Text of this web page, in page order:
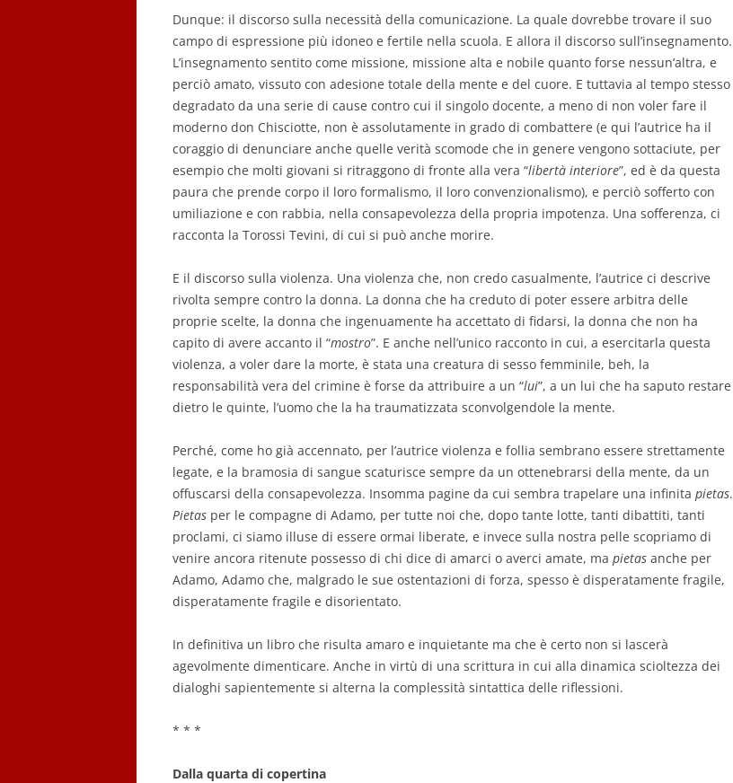
Dunque: il discorso sulla necessità della comunicazione. La quale dovrebbe trovare il suo
campo di espressione più idoneo e fertile nella scuola. E allora il discorso sull’insegnamento.
L’insegnamento sentito come missione, missione alta e nobile quanto forse nessun’altra, e
perciò amato, vissuto con adesione totale della mente e del cuore. E tuttavia al tempo stesso
degradato da una serie di cause contro cui il singolo docente, a meno di non voler fare il
moderno don Chisciotte, non è assolutamente in grado di combattere (e qui l’autrice ha il
coraggio di denunciare anche quelle verità scomode che in genere vengono sottaciute, per
esempio che molti giovani si ritraggono di fronte alla vera “libertà interiore”, ed è da questa
paura che prende corpo il loro formalismo, il loro convenzionalismo), e perciò sofferto con
umiliazione e con rabbia, nella consapevolezza della propria impotenza. Una sofferenza, ci
racconta la Torossi Tevini, di cui si può anche morire.
E il discorso sulla violenza. Una violenza che, non credo casualmente, l’autrice ci descrive
rivolta sempre contro la donna. La donna che ha creduto di poter essere arbitra delle
proprie scelte, la donna che ingenuamente ha accettato di fidarsi, la donna che non ha
capito di avere accanto il “mostro”. E anche nell’unico racconto in cui, a esercitarla questa
violenza, a voler dare la morte, è stata una creatura di sesso femminile, beh, la
responsabilità vera del crimine è forse da attribuire a un “lui”, a un lui che ha saputo restare
dietro le quinte, l’uomo che la ha traumatizzata sconvolgendole la mente.
Perché, come ho già accennato, per l’autrice violenza e follia sembrano essere strettamente
legate, e la bramosia di sangue scaturisce sempre da un ottenebrarsi della mente, da un
offuscarsi della consapevolezza. Insomma pagine da cui sembra trapelare una infinita pietas.
Pietas per le compagne di Adamo, per tutte noi che, dopo tante lotte, tanti dibattiti, tanti
proclami, ci siamo illuse di essere ormai liberate, e invece sulla nostra pelle scopriamo di
venire ancora ritenute possesso di chi dice di amarci o averci amate, ma pietas anche per
Adamo, Adamo che, malgrado le sue ostentazioni di forza, spesso è disperatamente fragile,
disperatamente fragile e disorientato.
In definitiva un libro che risulta amaro e inquietante ma che è certo non si lascerà
agevolmente dimenticare. Anche in virtù di una scrittura in cui alla dinamica scioltezza dei
dialoghi sapientemente si alterna la complessità sintattica delle riflessioni.
* * *
Dalla quarta di copertina